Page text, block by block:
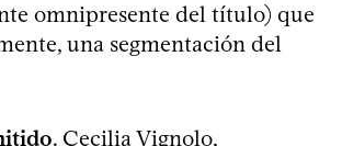
omnipresente del título) que
una segmentación del
. Cecilia Vignolo,